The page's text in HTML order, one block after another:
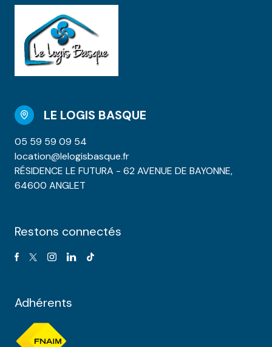
LE LOGIS BASQUE
05 59 59 09 54
location@lelogisbasque.fr
RÉSIDENCE LE FUTURA - 62 AVENUE DE BAYONNE,
64600 ANGLET
Restons connectés
Adhérents